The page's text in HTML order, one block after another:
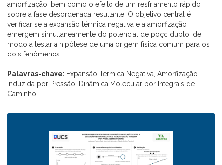
amorfização, bem como o efeito de um resfriamento rápido
sobre a fase desordenada resultante. O objetivo central é
verificar se a expansão térmica negativa e a amorfização
emergem simultaneamente do potencial de poço duplo, de
modo a testar a hipótese de uma origem física comum para os
dois fenômenos.
Palavras-chave: Expansão Térmica Negativa, Amorfização
Induzida por Pressão, Dinâmica Molecular por Integrais de
Caminho